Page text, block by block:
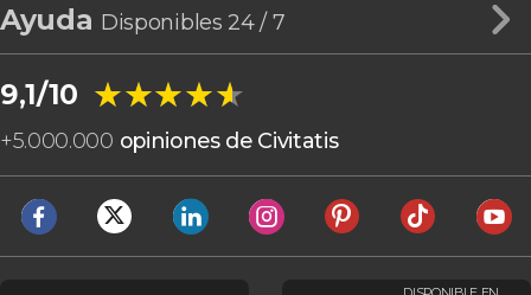
Ayuda Disponibles 24 / 7
9,1/10 ★★★★★
★★★★★
+5.000.000 opiniones de Civitatis